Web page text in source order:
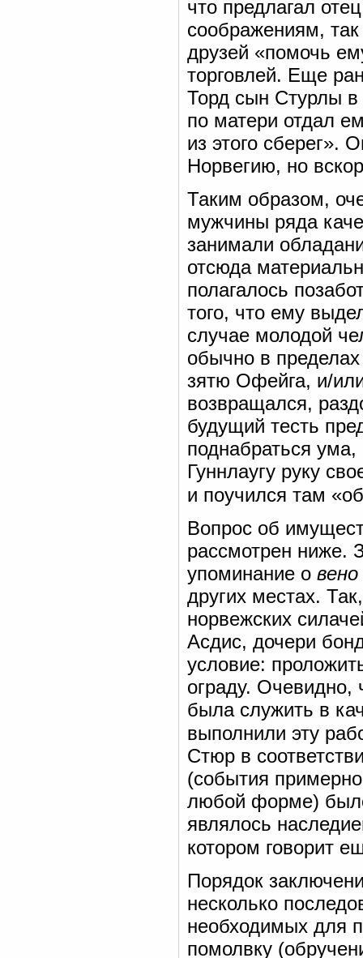
что предлагал
соображениям,
друзей «помочь
торговлей. Еще
Торд сын Стурлы в
по матери отдал
из этого сберег».
Норвегию, но
Таким образом,
мужчины ряда
занимали
отсюда
полагалось
того, что ему
случае молодой
обычно в
зятю Офейга, и/
возвращался,
будущий тесть
поднабраться
Гуннлаугу руку
и поучился там
Вопрос об
рассмотрен ниже.
упоминание о вено
других местах.
норвежских
Асдис, дочери
условие:
ограду. Очевидно,
была служить в
выполнили эту
Стюр в
(события
любой форме)
являлось
котором говорит
Порядок
несколько
необходимых для
помолвку